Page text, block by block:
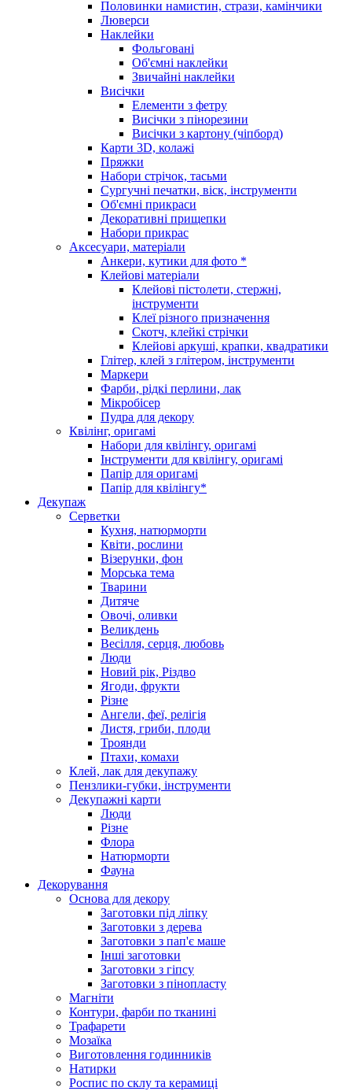
Половинки намистин, стрази, камінчики
Люверси
Наклейки
Фольговані
Об'ємні наклейки
Звичайні наклейки
Висічки
Елементи з фетру
Висічки з пінорезини
Висічки з картону (чіпборд)
Карти 3D, колажі
Пряжки
Набори стрічок, тасьми
Сургучні печатки, віск, інструменти
Об'ємні прикраси
Декоративні прищепки
Набори прикрас
Аксесуари, матеріали
Анкери, кутики для фото *
Клейові матеріали
Клейові пістолети, стержні,
інструменти
Клеї різного призначення
Скотч, клейкі стрічки
Клейові аркуші, крапки, квадратики
Глітер, клей з глітером, інструменти
Маркери
Фарби, рідкі перлини, лак
Мікробісер
Пудра для декору
Квілінг, оригамі
Набори для квілінгу, оригамі
Інструменти для квілінгу, оригамі
Папір для оригамі
Папір для квілінгу*
Декупаж
Серветки
Кухня, натюрморти
Квіти, рослини
Візерунки, фон
Морська тема
Тварини
Дитяче
Овочі, оливки
Великдень
Весілля, серця, любовь
Люди
Новий рік, Різдво
Ягоди, фрукти
Різне
Ангели, феї, релігія
Листя, гриби, плоди
Троянди
Птахи, комахи
Клей, лак для декупажу
Пензлики-губки, інструменти
Декупажні карти
Люди
Різне
Флора
Натюрморти
Фауна
Декорування
Основа для декору
Заготовки під ліпку
Заготовки з дерева
Заготовки з пап'є маше
Інші заготовки
Заготовки з гіпсу
Заготовки з пінопласту
Магніти
Контури, фарби по тканині
Трафарети
Мозаїка
Виготовлення годинників
Натирки
Роспис по склу та керамиці